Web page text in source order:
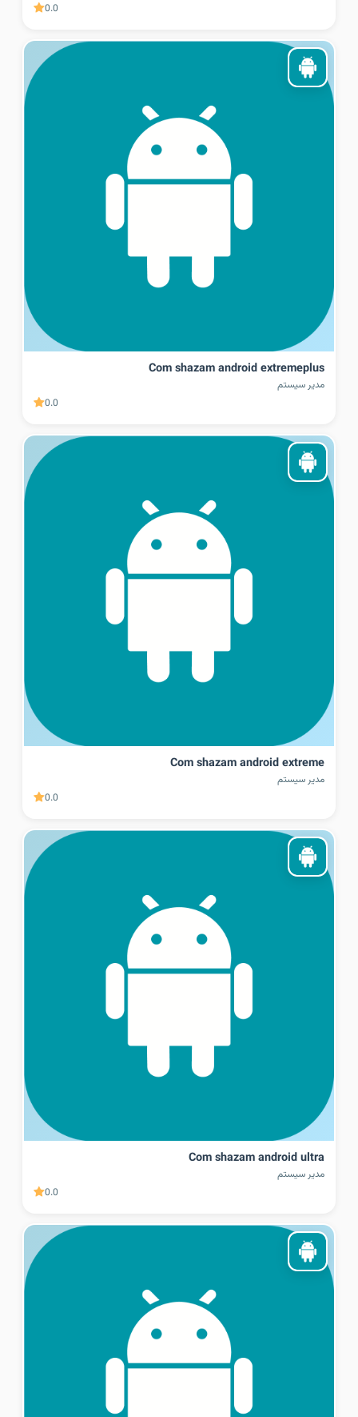
0.0
Com shazam android extremeplus
مدیر سیستم
0.0
Com shazam android extreme
مدیر سیستم
0.0
Com shazam android ultra
مدیر سیستم
0.0